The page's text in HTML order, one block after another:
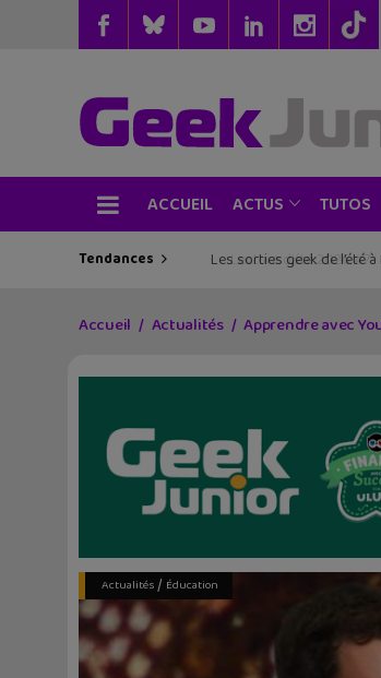
ACCUEIL ACTUS TUTOS
Tendances Lecture d’été 2026 #6 :
Accueil Actualités Apprendre avec
Actualités/ Éducation